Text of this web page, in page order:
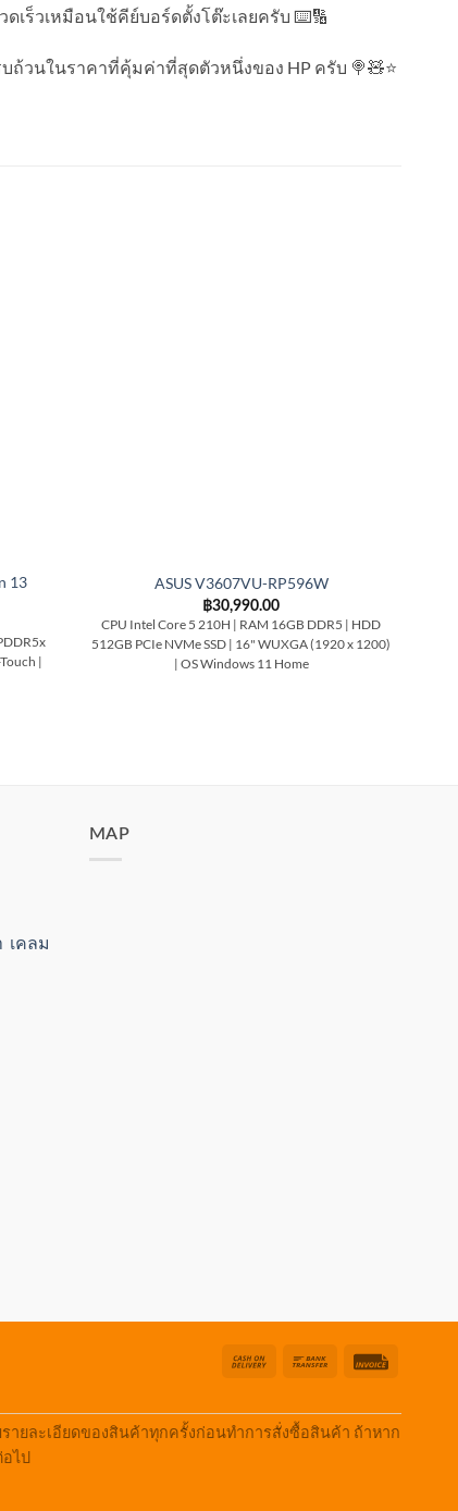
เร็วเหมือนใช้คีย์บอร์ดตั้งโต๊ะเลยครับ ⌨️🔢
ถ้วนในราคาที่คุ้มค่าที่สุดตัวหนึ่งของ HP ครับ 🍭🧸⭐
13
|
ASUS V3607VU-RP596W
฿30,990.00
CPU Intel Core 5 210H | RAM 16GB DDR5 | HDD
512GB PCIe NVMe SSD | 16" WUXGA (1920 x 1200)
| OS Windows 11 Home
เคลม
MAP
Cash
Delivery
Bank
ายละเอียดของสินค้าทุกครั้งก่อนทำการสั่งซื้อสินค้า ถ้าหาก
ไป